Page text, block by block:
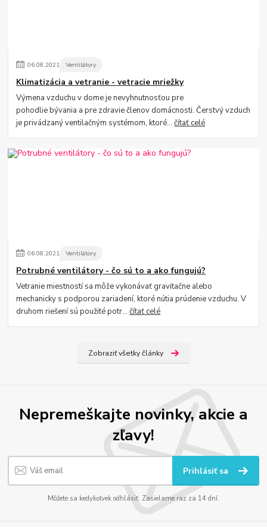
06.08.2021 Ventilátory
Klimatizácia a vetranie - vetracie mriežky
Výmena vzduchu v dome je nevyhnutnosťou pre
pohodlie bývania a pre zdravie členov domácnosti. Čerstvý vzduch
je privádzaný ventilačným systémom, ktoré...čítať celé
06.08.2021 Ventilátory
Potrubné ventilátory - čo sú to a ako fungujú?
Vetranie miestností sa môže vykonávať gravitačne alebo
mechanicky s podporou zariadení, ktoré nútia prúdenie vzduchu. V
druhom riešení sú použité potr...čítať celé
Zobraziť všetky články
Nepremeškajte novinky, akcie a
zľavy!
Prihlásiť sa
Môžete sa kedykoľvek odhlásiť. Zasielame raz za 14 dní.